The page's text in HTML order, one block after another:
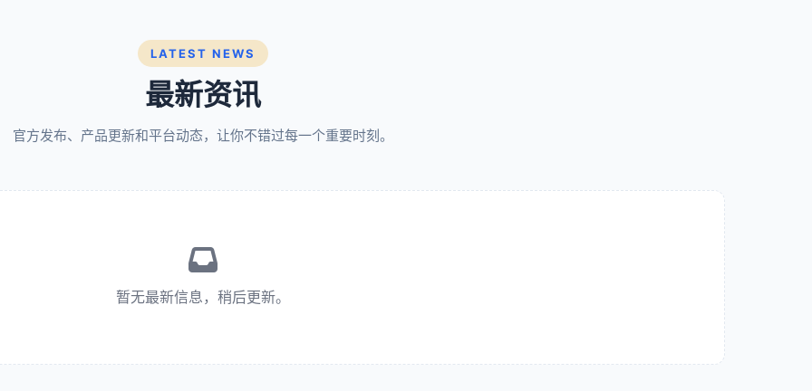
LATEST NEWS
最新资讯
官方发布、产品更新和平台动态，让你不错过每一个重要时刻。
暂无最新信息，稍后更新。